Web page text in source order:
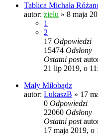
Tablica Michała
autor: zielu » 8 maja
1
2
17 Odpowiedzi
15474 Odsłony
Ostatni post
21 lip 2019, o
Mały Miłobądz
autor: LukaszB » 17
0 Odpowiedzi
22060 Odsłony
Ostatni post
17 maja 2019, o